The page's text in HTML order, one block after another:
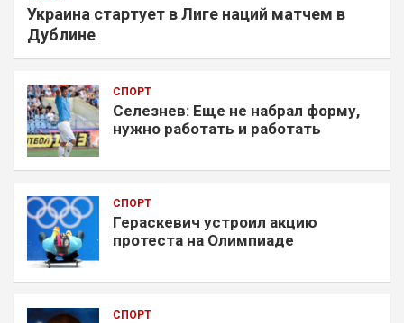
Украина стартует в Лиге наций матчем в
Дублине
СПОРТ
Селезнев: Еще не набрал форму,
нужно работать и работать
СПОРТ
Гераскевич устроил акцию
протеста на Олимпиаде
СПОРТ